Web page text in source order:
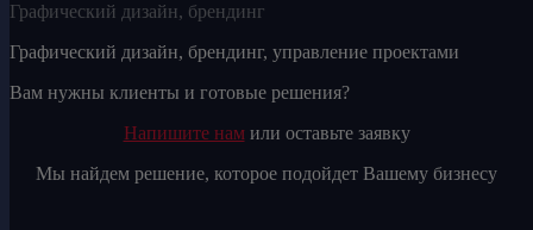
Графический дизайн, брендинг
Графический дизайн, брендинг, управление проектами
Личный
E-
Facebook
Вам нужны клиенты и готовые решения?
Напишите намили оставьте заявку
Мы найдем решение, которое подойдет Вашему бизнесу